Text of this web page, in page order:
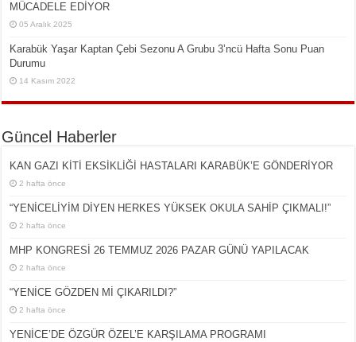
MÜCADELE EDİYOR
05 Aralık 2025
Karabük Yaşar Kaptan Çebi Sezonu A Grubu 3’ncü Hafta Sonu Puan
Durumu
14 Kasım 2022
Güncel Haberler
KAN GAZI KİTİ EKSİKLİĞİ HASTALARI KARABÜK’E GÖNDERİYOR
2 hafta önce
“YENİCELİYİM DİYEN HERKES YÜKSEK OKULA SAHİP ÇIKMALI!”
2 hafta önce
MHP KONGRESİ 26 TEMMUZ 2026 PAZAR GÜNÜ YAPILACAK
2 hafta önce
“YENİCE GÖZDEN Mİ ÇIKARILDI?”
2 hafta önce
YENİCE’DE ÖZGÜR ÖZEL’E KARŞILAMA PROGRAMI